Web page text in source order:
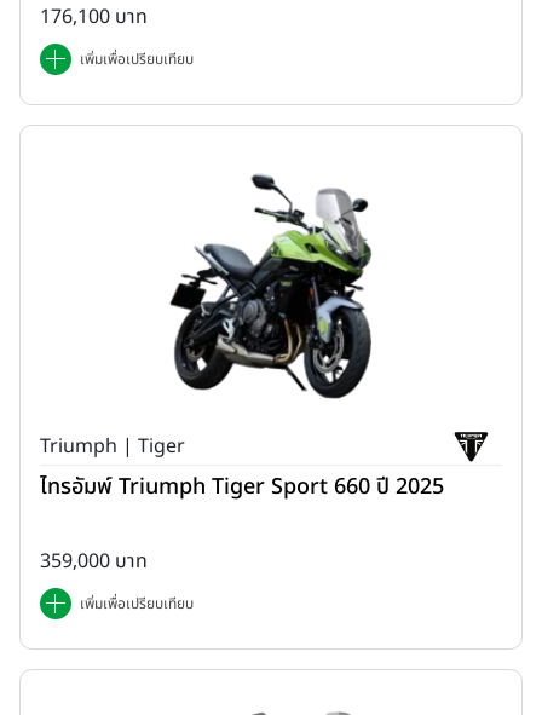
176,100 บาท
เพิ่มเพื่อเปรียบเทียบ
Triumph | Tiger
ไทรอัมพ์ Triumph Tiger Sport 660 ปี 2025
359,000 บาท
เพิ่มเพื่อเปรียบเทียบ